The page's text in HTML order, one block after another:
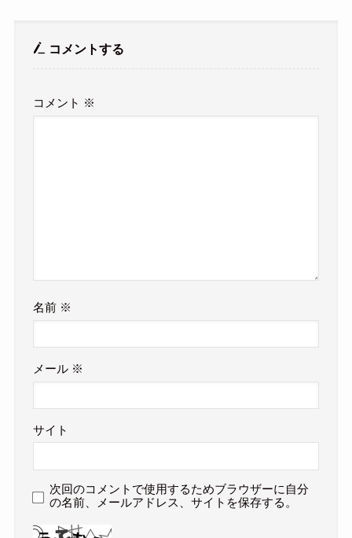
コメントする
コメント ※
名前 ※
メール ※
サイト
次回のコメントで使用するためブラウザーに自分
の名前、メールアドレス、サイトを保存する。